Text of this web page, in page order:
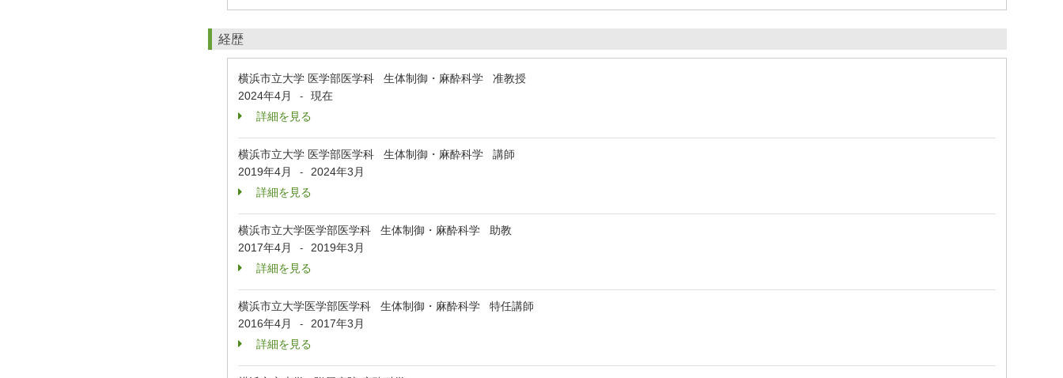
経歴
横浜市立大学 医学部医学科 生体制御・麻酔科学 准教授
2024年4月
-
現在
詳細を見る
横浜市立大学 医学部医学科 生体制御・麻酔科学 講師
2019年4月
-
2024年3月
詳細を見る
横浜市立大学医学部医学科 生体制御・麻酔科学 助教
2017年4月
-
2019年3月
詳細を見る
横浜市立大学医学部医学科 生体制御・麻酔科学 特任講師
2016年4月
-
2017年3月
詳細を見る